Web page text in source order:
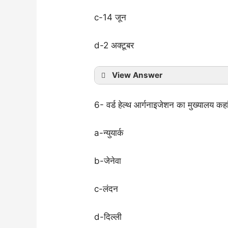
c-14 जून
d-2 अक्टूबर
View Answer
6- वर्ड हेल्थ आर्गनाइजेशन का मुख्यालय
a-न्युयार्क
b-जेनेवा
c-लंदन
d-दिल्ली